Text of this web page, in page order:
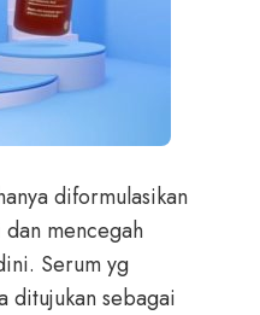
diformulasikan
mencegah
Serum yg
ditujukan sebagai